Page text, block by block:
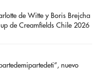
de Witte y Boris Brejcha
de Creamfields Chile 2026
nuevo